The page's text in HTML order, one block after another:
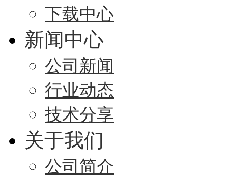
下载中心
新闻中心
公司新闻
行业动态
技术分享
关于我们
公司简介